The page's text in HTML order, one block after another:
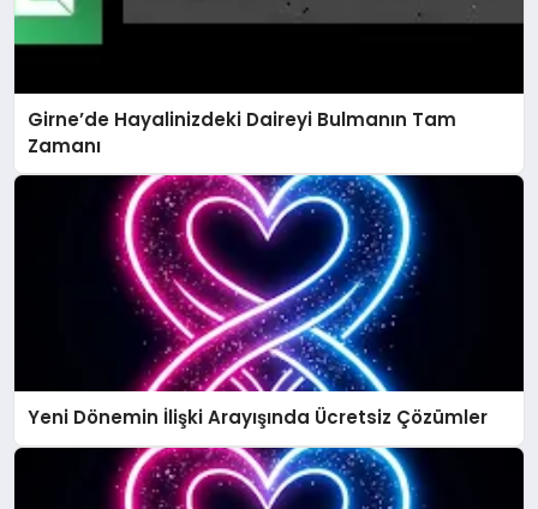
Girne’de Hayalinizdeki Daireyi Bulmanın Tam
Zamanı
Yeni Dönemin İlişki Arayışında Ücretsiz Çözümler